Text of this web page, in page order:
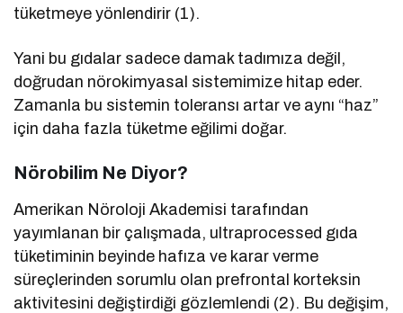
tüketmeye yönlendirir (1).
Yani bu gıdalar sadece damak tadımıza değil,
doğrudan nörokimyasal sistemimize hitap eder.
Zamanla bu sistemin toleransı artar ve aynı “haz”
için daha fazla tüketme eğilimi doğar.
Nörobilim Ne Diyor?
Amerikan Nöroloji Akademisi tarafından
yayımlanan bir çalışmada, ultraprocessed gıda
tüketiminin beyinde hafıza ve karar verme
süreçlerinden sorumlu olan prefrontal korteksin
aktivitesini değiştirdiği gözlemlendi (2). Bu değişim,